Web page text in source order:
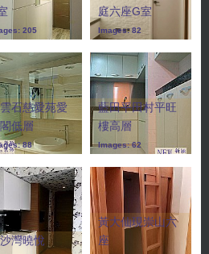
205
庭六座G室
Images: 82
石慈愛苑愛
低層
88
藍田平田村平旺
樓高層
Images: 62
灣曉悅
黃大仙現崇山六
座